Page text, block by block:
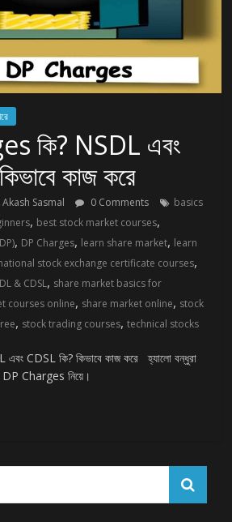
কি? NSDL এবং
কাজ করে
Akash Sasmal 0 Comments
basics
, best stock market courses,
, DP Charges, learn share market, learn
stock exchange certificate courses,
& CDSL, share market basics for
courses online, share market online, stock
, stock trading courses,technical stocks
CDSL কি? কিভাবে কাজ করে হ্যালো বন্ধুরা
Charges নিয়ে।